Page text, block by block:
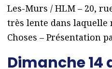
Les-Murs / HLM – 20,
très lente dans laquelle
Choses – Présentation
Dimanche 14